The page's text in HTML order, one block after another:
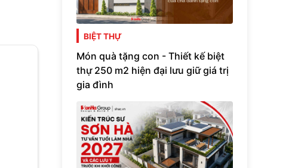
BIỆT THỰ
Món quà tặng con - Thiết kế biệt
thự 250 m2 hiện đại lưu giữ giá trị
gia đình